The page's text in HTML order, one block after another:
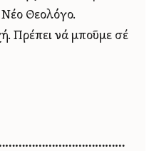
Θεολόγο.
Πρέπει νά μποῦμε σέ